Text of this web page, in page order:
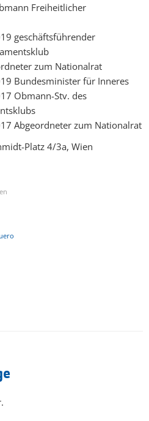
Freiheitlicher
geschäftsführender
zum Nationalrat
Bundesminister für Inneres
Obmann-Stv. des
Abgeordneter zum Nationalrat